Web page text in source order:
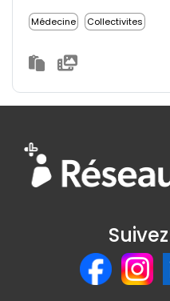
Médecine Collectivites